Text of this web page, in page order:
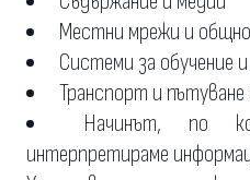
Местни мрежи и
Системи за обучение
Транспорт и
Начинът, по
интерпретираме